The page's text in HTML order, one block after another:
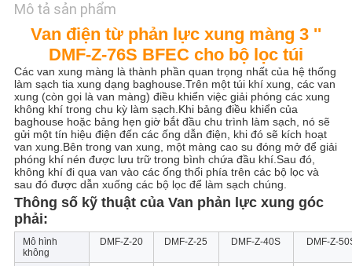
SƠ
TRANG
WEB
CHÍNH
SÁCH
BẢO
MẬT
Mô tả sản phẩm
Van điện từ phản lực xung màng 3 ''
DMF-Z-76S BFEC cho bộ lọc túi
Các van xung màng là thành phần quan trọng nhất của hệ thống
làm sạch tia xung dạng baghouse.Trên một túi khí xung, các van
xung (còn gọi là van màng) điều khiển việc giải phóng các xung
không khí trong chu kỳ làm sạch.Khi bảng điều khiển của
baghouse hoặc bảng hẹn giờ bắt đầu chu trình làm sạch, nó sẽ
gửi một tín hiệu điện đến các ống dẫn điện, khi đó sẽ kích hoạt
van xung.Bên trong van xung, một màng cao su đóng mở để giải
phóng khí nén được lưu trữ trong bình chứa đầu khí.Sau đó,
không khí đi qua van vào các ống thổi phía trên các bộ lọc và
sau đó được dẫn xuống các bộ lọc để làm sạch chúng.
Thông số kỹ thuật của Van phản lực xung góc
phải:
Mô hình
không
DMF-Z-20 DMF-Z-25 DMF-Z-40S DMF-Z-